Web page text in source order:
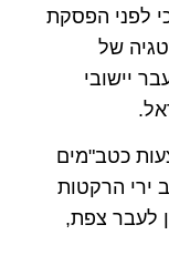
לפני הפסקת
של
יישובי
כטב"מים
ירי הרקטות
לעבר צפת,